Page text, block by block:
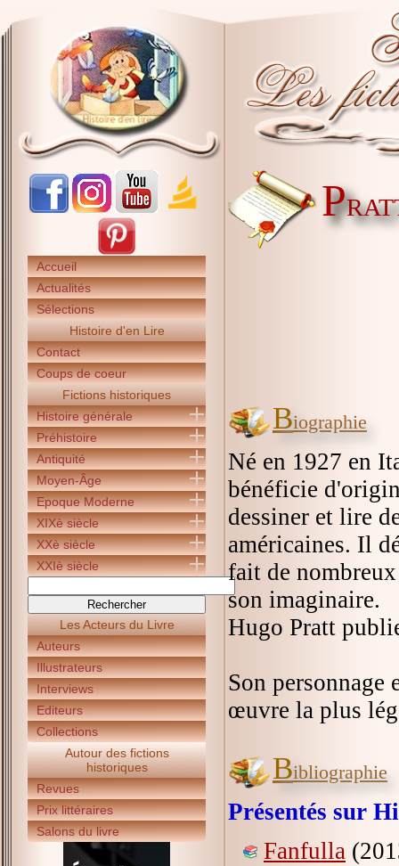
Accueil
Actualités
Sélections
Histoire d'en Lire
Contact
Coups de coeur
Fictions historiques
Histoire générale
Préhistoire
Antiquité
Moyen-Âge
Epoque Moderne
XIXè siècle
XXè siècle
XXIè siècle
Les Acteurs du Livre
Auteurs
Illustrateurs
Interviews
Editeurs
Collections
Autour des fictions
historiques
Revues
Prix littéraires
Salons du livre
P
Biographie
Né en 1927 en
bénéficie
dessiner et lire
américaines. Il
fait de
son imaginaire.
Hugo Pratt
Son personnage
œuvre la plus
Bibliographie
Présentés sur
Fanfulla